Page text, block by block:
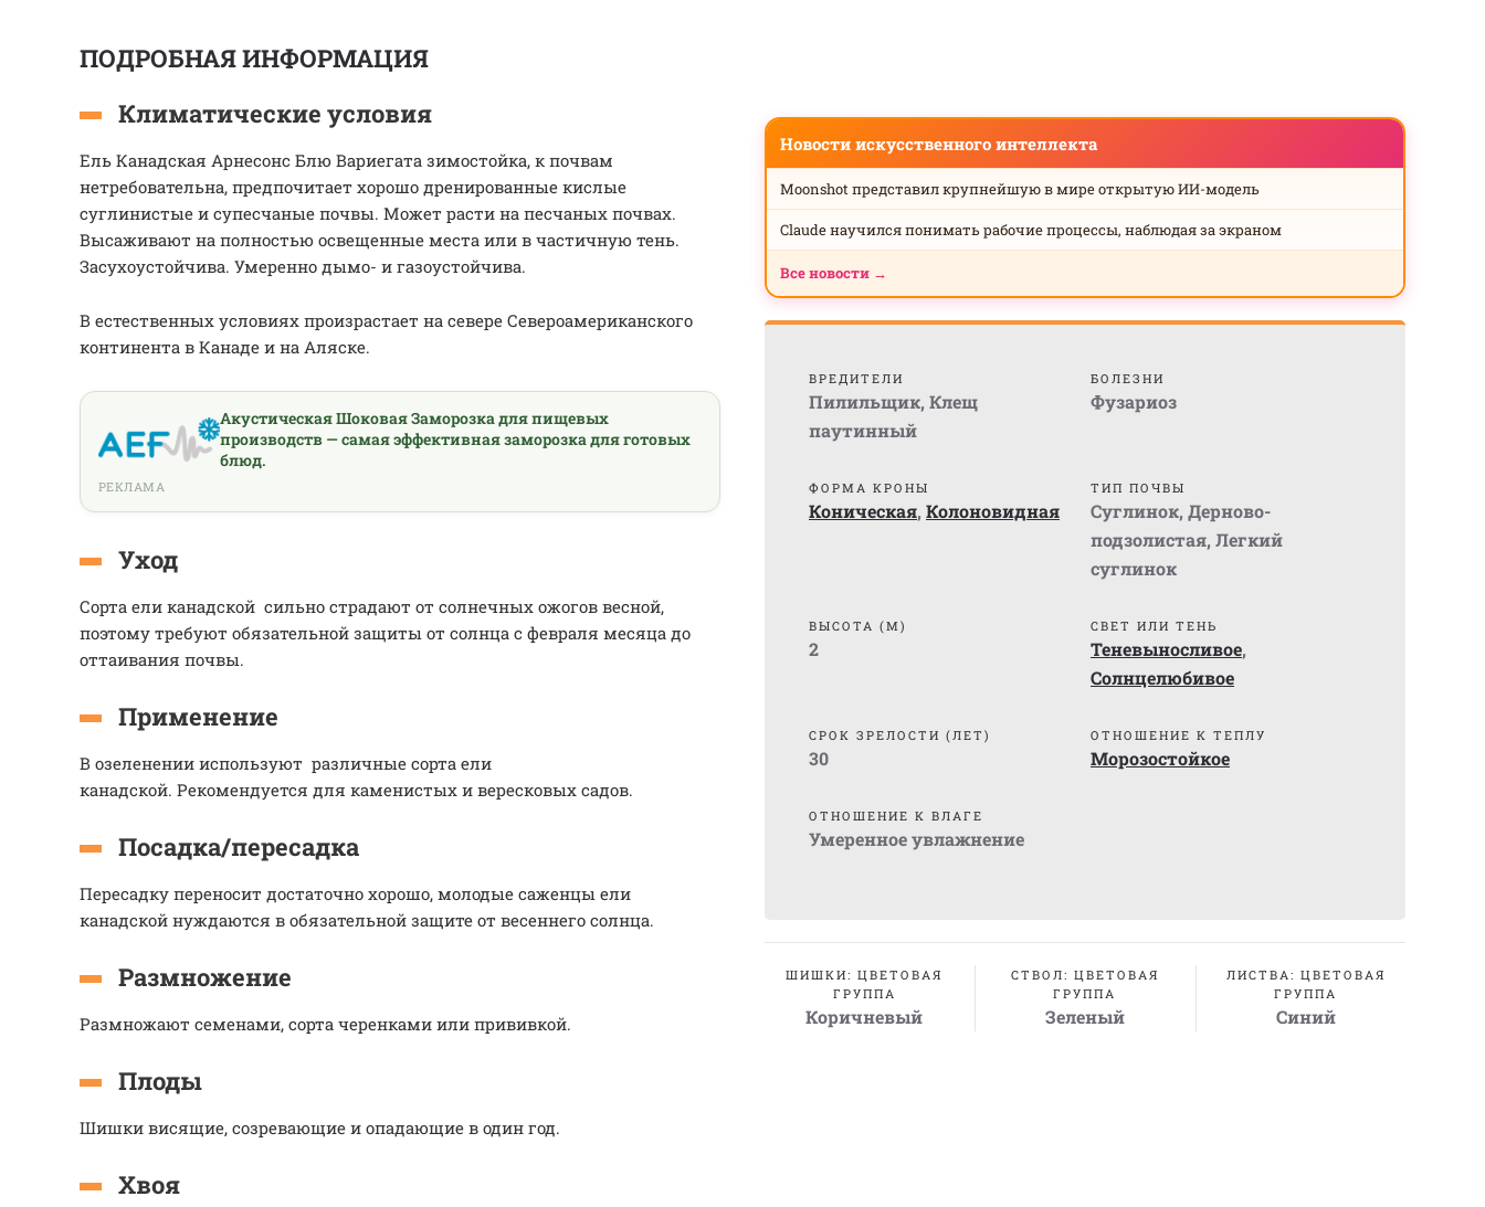
ПОДРОБНАЯ ИНФОРМАЦИЯ
Климатические условия
Ель Канадская Арнесонс Блю Вариегата зимостойка, к почвам
нетребовательна, предпочитает хорошо дренированные кислые
суглинистые и супесчаные почвы. Может расти на песчаных почвах.
Высаживают на полностью освещенные места или в частичную тень.
Засухоустойчива. Умеренно дымо- и газоустойчива.
В естественных условиях произрастает на севере Североамериканского
континента в Канаде и на Аляске.
Акустическая Шоковая Заморозка для пищевых
производств — самая эффективная заморозка для готовых
блюд.
РЕКЛАМА
Уход
Сорта ели канадской сильно страдают от солнечных ожогов весной,
поэтому требуют обязательной защиты от солнца с февраля месяца до
оттаивания почвы.
Применение
В озеленении используют различные сорта ели
канадской. Рекомендуется для каменистых и вересковых садов.
Посадка/пересадка
Пересадку переносит достаточно хорошо, молодые саженцы ели
канадской нуждаются в обязательной защите от весеннего солнца.
Размножение
Размножают семенами, сорта черенками или прививкой.
Плоды
Шишки висящие, созревающие и опадающие в один год.
Хвоя
Новости искусственного интеллекта
Moonshot представил крупнейшую в мире открытую ИИ-модель
Claude научился понимать рабочие процессы, наблюдая за экраном
Все новости →
ВРЕДИТЕЛИ
Пилильщик, Клещ
паутинный
БОЛЕЗНИ
Фузариоз
ФОРМА КРОНЫ
Коническая, Колоновидная
ТИП ПОЧВЫ
Суглинок, Дерново-
подзолистая, Легкий
суглинок
ВЫСОТА (М)
2
СВЕТ ИЛИ ТЕНЬ
Теневыносливое,
Солнцелюбивое
СРОК ЗРЕЛОСТИ (ЛЕТ)
30
ОТНОШЕНИЕ К ТЕПЛУ
Морозостойкое
ОТНОШЕНИЕ К ВЛАГЕ
Умеренное увлажнение
ШИШКИ: ЦВЕТОВАЯ
ГРУППА
Коричневый
СТВОЛ: ЦВЕТОВАЯ
ГРУППА
Зеленый
ЛИСТВА: ЦВЕТОВАЯ
ГРУППА
Синий